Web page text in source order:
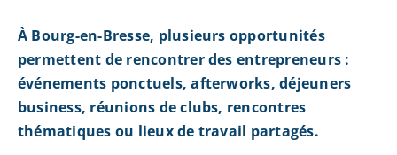
À Bourg-en-Bresse, plusieurs opportunités
permettent de rencontrer des entrepreneurs :
événements ponctuels, afterworks, déjeuners
business, réunions de clubs, rencontres
thématiques ou lieux de travail partagés.